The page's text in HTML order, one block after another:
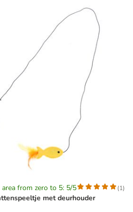
from zero to 5: 5/5 (1)
met deurhouder